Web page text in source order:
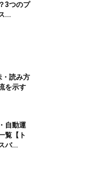
3つのプ
...
・読み方
を示す
自動運
覧【ト
バ...